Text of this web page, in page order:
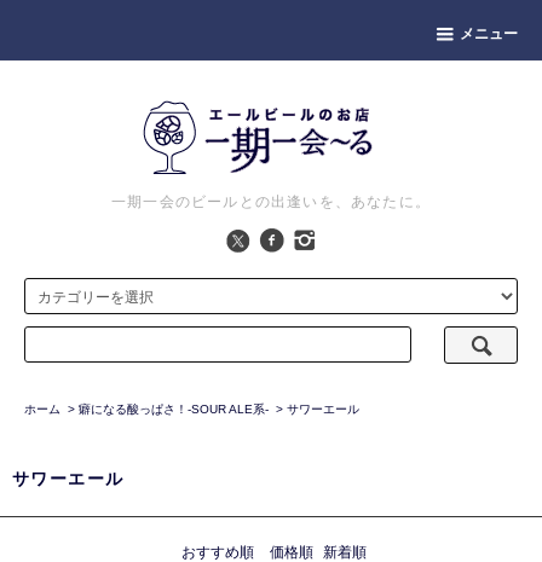
メニュー
一期一会のビールとの出逢いを、あなたに。
ホーム > 癖になる酸っぱさ！-SOUR ALE系- > サワーエール
サワーエール
おすすめ順 価格順 新着順